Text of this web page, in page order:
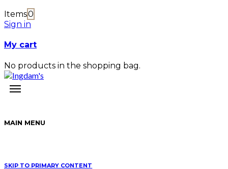
Items0
Sign in
My cart
No products in the shopping bag.
MAIN MENU
SKIP TO PRIMARY CONTENT